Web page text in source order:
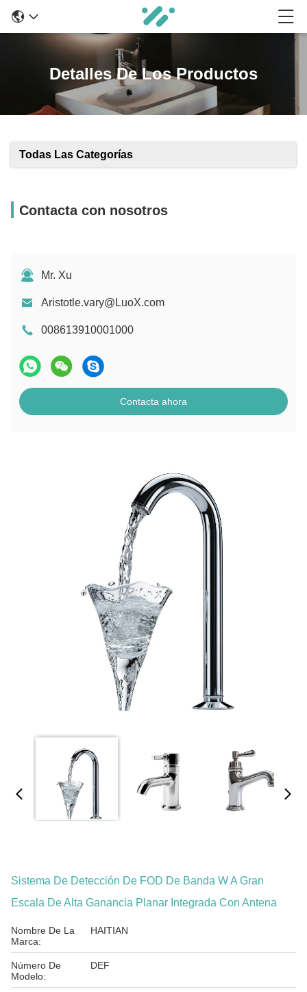
Detalles De Los Productos
Todas Las Categorías
Contacta con nosotros
Mr. Xu
Aristotle.vary@LuoX.com
008613910001000
Contacta ahora
Sistema De Detección De FOD De Banda W A Gran
Escala De Alta Ganancia Planar Integrada Con Antena
Nombre De La
Marca:
HAITIAN
Número De
Modelo:
DEF